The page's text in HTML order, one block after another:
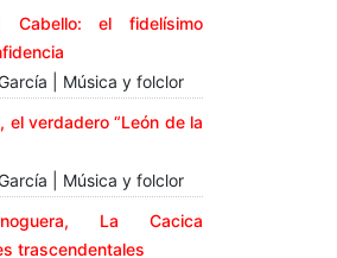
Cabello: el fidelísimo
| Música y folclor
el verdadero “León de la
| Música y folclor
La Cacica
trascendentales